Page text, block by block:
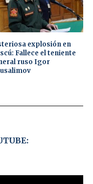
explosión en
Fallece el teniente
ruso Igor